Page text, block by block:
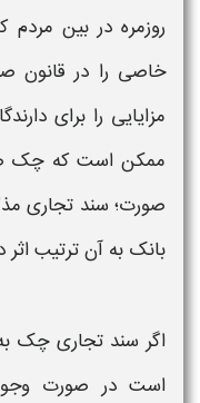
روزمره در بین مردم
خاصی را در قانون
مزایایی را برای
ممکن است که چک
صورت؛ سند تجاری
بانک به آن ترتیب
اگر سند تجاری چک
است در صورت